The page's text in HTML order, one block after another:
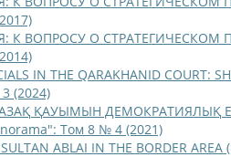
К ВОПРОСУ О СТРАТЕГИЧЕСКОМ
IN THE QARAKHANID COURT:
(2024)
ҚАУЫМЫН
Том 8 № 4 (2021)
ABLAI IN THE BORDER AREA